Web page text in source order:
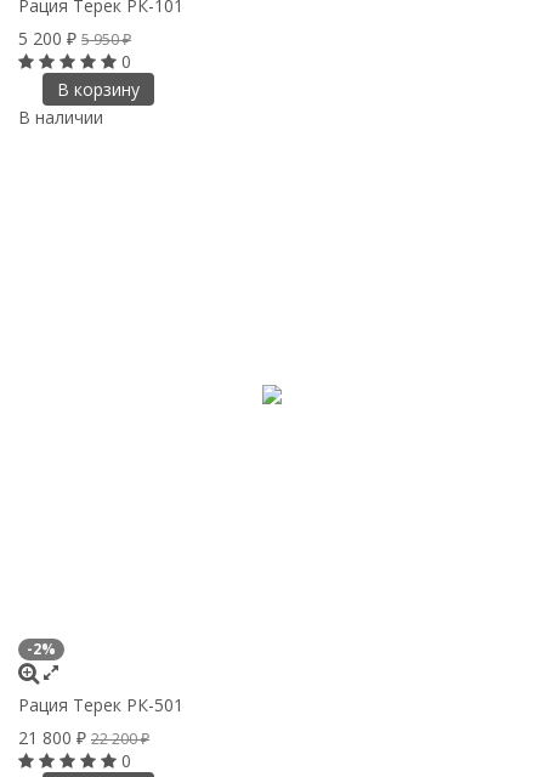
Рация Терек РК-101
5 200 ₽ 5 950₽
0
В корзину
В наличии
-2%
Рация Терек РК-501
21 800 ₽ 22 200₽
0